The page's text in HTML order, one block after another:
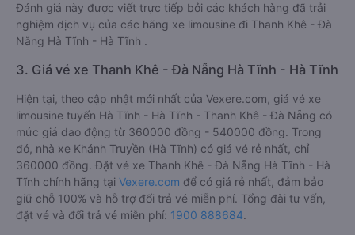
Đánh giá này được viết trực tiếp bởi các khách hàng đã trải
nghiệm dịch vụ của các hãng xe limousine đi Thanh Khê - Đà
Nẵng Hà Tĩnh - Hà Tĩnh .
3. Giá vé xe Thanh Khê - Đà Nẵng Hà Tĩnh - Hà Tĩnh
Hiện tại, theo cập nhật mới nhất của Vexere.com, giá vé xe
limousine tuyến Hà Tĩnh - Hà Tĩnh - Thanh Khê - Đà Nẵng có
mức giá dao động từ 360000 đồng - 540000 đồng. Trong
đó, nhà xe Khánh Truyền (Hà Tĩnh) có giá vé rẻ nhất, chỉ
360000 đồng. Đặt vé xe Thanh Khê - Đà Nẵng Hà Tĩnh - Hà
Tĩnh chính hãng tại Vexere.com để có giá rẻ nhất, đảm bảo
giữ chỗ 100% và hỗ trợ đổi trả vé miễn phí. Tổng đài tư vấn,
đặt vé và đổi trả vé miễn phí: 1900 888684.